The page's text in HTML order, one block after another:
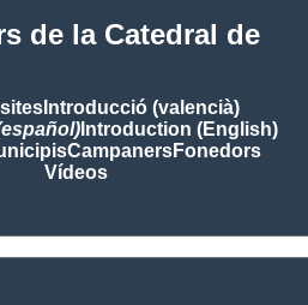
de la Catedral de
Introducció (valencià)
Introduction (English)
CampanersFonedors
Vídeos